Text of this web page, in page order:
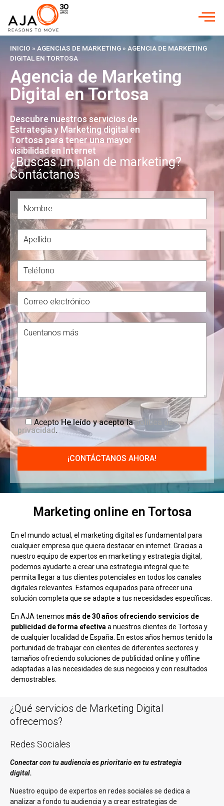
INICIO » AGENCIAS DE MARKETING » AGENCIA DE MARKETING
DIGITAL EN TORTOSA
Agencia de Marketing
Digital en Tortosa
Descubre nuestros servicios de
Estrategia y Marketing digital en
Tortosa para tener una mayor
visibilidad en Internet
¿Buscas un plan de marketing?
Contáctanos
AceptoHe leído y acepto lapolítica de
privacidad.
Marketing online en Tortosa
En el mundo actual, el marketing digital es fundamental para
cualquier empresa que quiera destacar en internet. Gracias a
nuestro equipo de expertos en marketing y estrategia digital,
podemos ayudarte a crear una estrategia integral que te
permita llegar a tus clientes potenciales en todos los canales
digitales relevantes. Estamos equipados para ofrecer una
solución completa que se adapte a tus necesidades específicas.
En AJA tenemos más de 30 años ofreciendo servicios de
publicidad de forma efectiva a nuestros clientes de Tortosa y
de cualquier localidad de España. En estos años hemos tenido la
portunidad de trabajar con clientes de diferentes sectores y
tamaños ofreciendo soluciones de publicidad online y offline
adaptadas a las necesidades de sus negocios y con resultados
demostrables.
¿Qué servicios de Marketing Digital
ofrecemos?
Redes Sociales
Conectar con tu audiencia es prioritario en tu estrategia
digital.
Nuestro equipo de expertos en redes sociales se dedica a
analizar a fondo tu audiencia y a crear estrategias de